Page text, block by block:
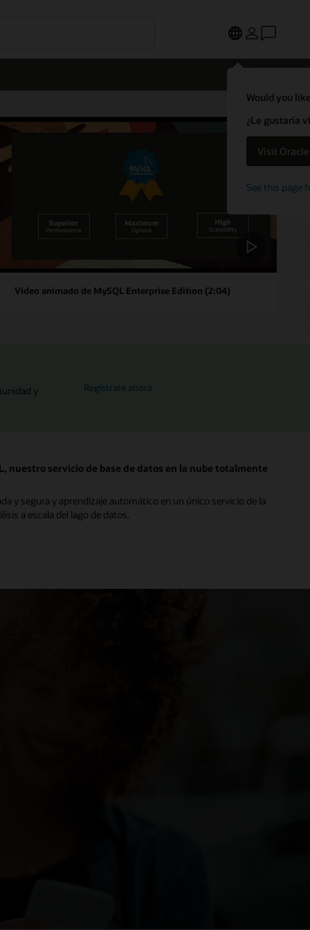
Would you
¿Le gustaría
Visit
See this page
Video animado de MySQL Enterprise Edition (2:04)
y Regístrate ahora
nuestro servicio de base de datos en la nube totalmente
y segura y aprendizaje automático en un único servicio de la
a escala del lago de datos.